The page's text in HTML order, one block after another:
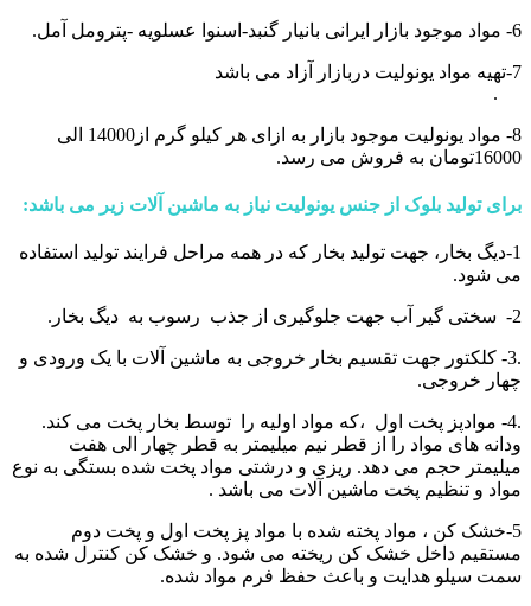
6- مواد موجود بازار ایرانی بانیار گنبد-اسنوا عسلویه -پترومل آمل.
7-تهیه مواد یونولیت دربازار آزاد می باشد
.
8- مواد یونولیت موجود بازار به ازای هر کیلو گرم از14000 الی
16000تومان به فروش می رسد.
برای تولید بلوک از جنس یونولیت نیاز به ماشین آلات زیر می باشد:
1-دیگ بخار، جهت تولید بخار که در همه مراحل فرایند تولید استفاده
می شود.
2- سختی گیر آب جهت جلوگیری از جذب رسوب به دیگ بخار.
.3- کلکتور جهت تقسیم بخار خروجی به ماشین آلات با یک ورودی و
چهار خروجی.
.4- موادپز پخت اول ،که مواد اولیه را توسط بخار پخت می کند.
ودانه های مواد را از قطر نیم میلیمتر به قطر چهار الی هفت
میلیمتر حجم می دهد. ریزی و درشتی مواد پخت شده بستگی به نوع
مواد و تنظیم پخت ماشین آلات می باشد .
5-خشک کن ، مواد پخته شده با مواد پز پخت اول و پخت دوم
مستقیم داخل خشک کن ریخته می شود. و خشک کن کنترل شده به
سمت سیلو هدایت و باعث حفظ فرم مواد شده.